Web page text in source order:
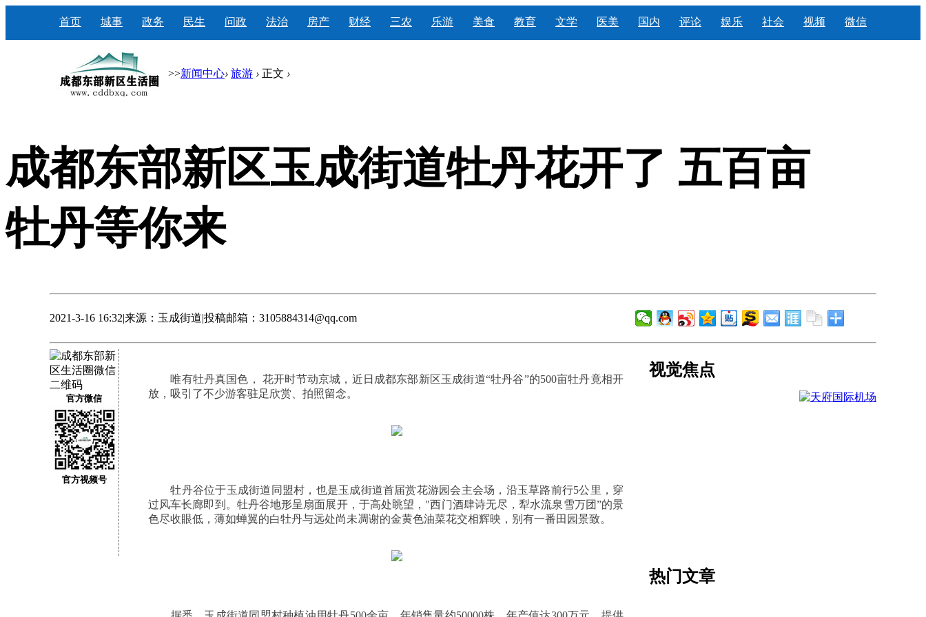
首页 城事 政务 民生 问政 法治 房产 财经 三农 乐游 美食 教育 文学 医美 国内 评论 娱乐 社会 视频 微信
>>新闻中心› 旅游 › 正文 ›
成都东部新区玉成街道牡丹花开了 五百亩
牡丹等你来
2021-3-16 16:32|来源：玉成街道|投稿邮箱：3105884314@qq.com
官方微信
官方视频号
唯有牡丹真国色， 花开时节动京城，近日成都东部新区玉成街道“牡丹谷”的500亩牡丹竟相开
放，吸引了不少游客驻足欣赏、拍照留念。
牡丹谷位于玉成街道同盟村，也是玉成街道首届赏花游园会主会场，沿玉草路前行5公里，穿
过风车长廊即到。牡丹谷地形呈扇面展开，于高处眺望，"西门酒肆诗无尽，犁水流泉雪万团”的景
色尽收眼低，薄如蝉翼的白牡丹与远处尚未凋谢的金黄色油菜花交相辉映，别有一番田园景致。
视觉焦点
热门文章